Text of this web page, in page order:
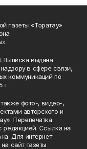
газеты «Торатау»
Выписка выдана
в сфере связи,
коммуникаций по
г.
также фото-, видео-,
авторского и
Перепечатка
редакцией. Ссылка на
Для интернет-
сайт газеты